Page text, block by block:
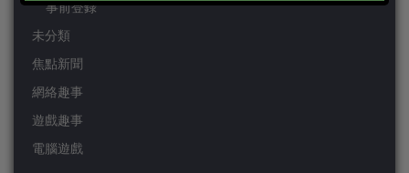
事前登錄
未分類
焦點新聞
網絡趣事
遊戲趣事
電腦遊戲